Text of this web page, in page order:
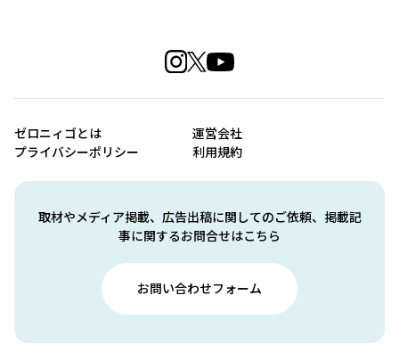
取材やメディア掲載、広告出稿に関してのご依頼、掲載記
事に関するお問合せはこちら
お問い合わせフォーム
ゼロニィゴとは
運営会社
プライバシーポリシー
利用規約